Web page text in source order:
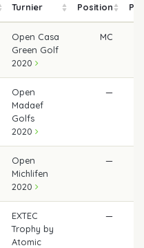
Turnier Position
Open Casa
Green Golf
2020
MC
Open
Madaef
Golfs
2020
—
Open
Michlifen
2020
—
EXTEC
Trophy by
Atomic
—